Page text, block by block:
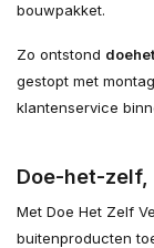
bouwpakket.
Zo ontstond
gestopt met
klantenservice
Doe-het-zelf,
Met Doe Het Zelf
buitenproducten